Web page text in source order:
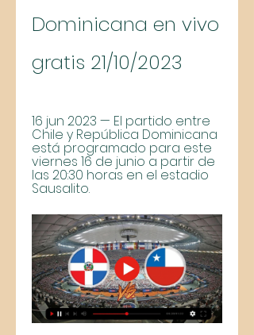
Dominicana en vivo
gratis 21/10/2023
16 jun 2023 — El partido entre
Chile y República Dominicana
está programado para este
viernes 16 de junio a partir de
las 20:30 horas en el estadio
Sausalito.